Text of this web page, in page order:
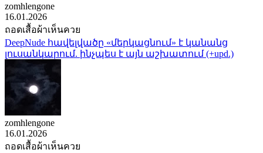
zomhlengone
16.01.2026
ถอดเสื้อผ้าเห็นควย
DeepNude հավելվածը «մերկացնում» է կանանց
լուսանկարում. ինչպես է այն աշխատում (+upd.)
zomhlengone
16.01.2026
ถอดเสื้อผ้าเห็นควย